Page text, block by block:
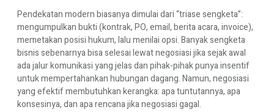
Pendekatan modern biasanya dimulai dari “triase sengketa”:
mengumpulkan bukti (kontrak, PO, email, berita acara, invoice),
memetakan posisi hukum, lalu menilai opsi. Banyak sengketa
bisnis sebenarnya bisa selesai lewat negosiasi jika sejak awal
ada jalur komunikasi yang jelas dan pihak-pihak punya insentif
untuk mempertahankan hubungan dagang. Namun, negosiasi
yang efektif membutuhkan kerangka: apa tuntutannya, apa
konsesinya, dan apa rencana jika negosiasi gagal.